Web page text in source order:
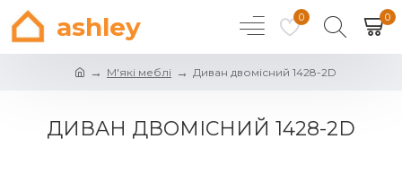
ashley 0 0
М'які меблі Диван двомісний 1428-2D
ДИВАН ДВОМІСНИЙ 1428-2D